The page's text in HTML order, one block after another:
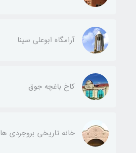
آرامگاه ابوعلی سینا
کاخ باغچه جوق
خانه تاریخی بروجردی ها